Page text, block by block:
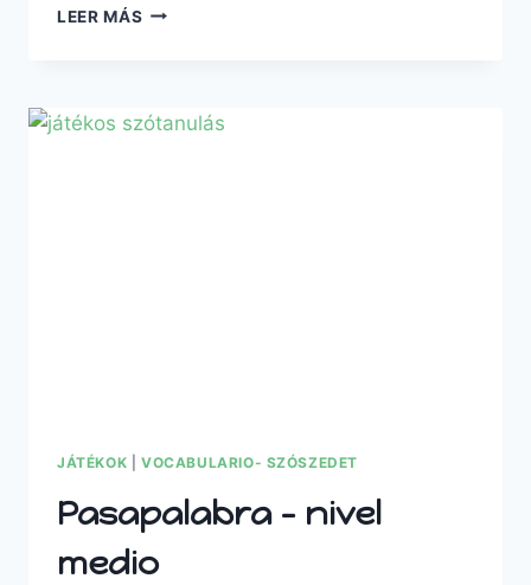
LEER MÁS REFRANES
JÁTÉKOK VOCABULARIO- SZÓSZEDET
Pasapalabra – nivel
medio